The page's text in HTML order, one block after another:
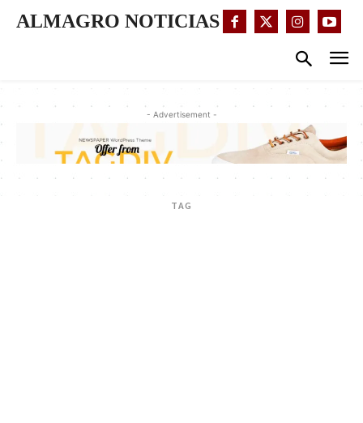
ALMAGRO NOTICIAS
- Advertisement -
TAG